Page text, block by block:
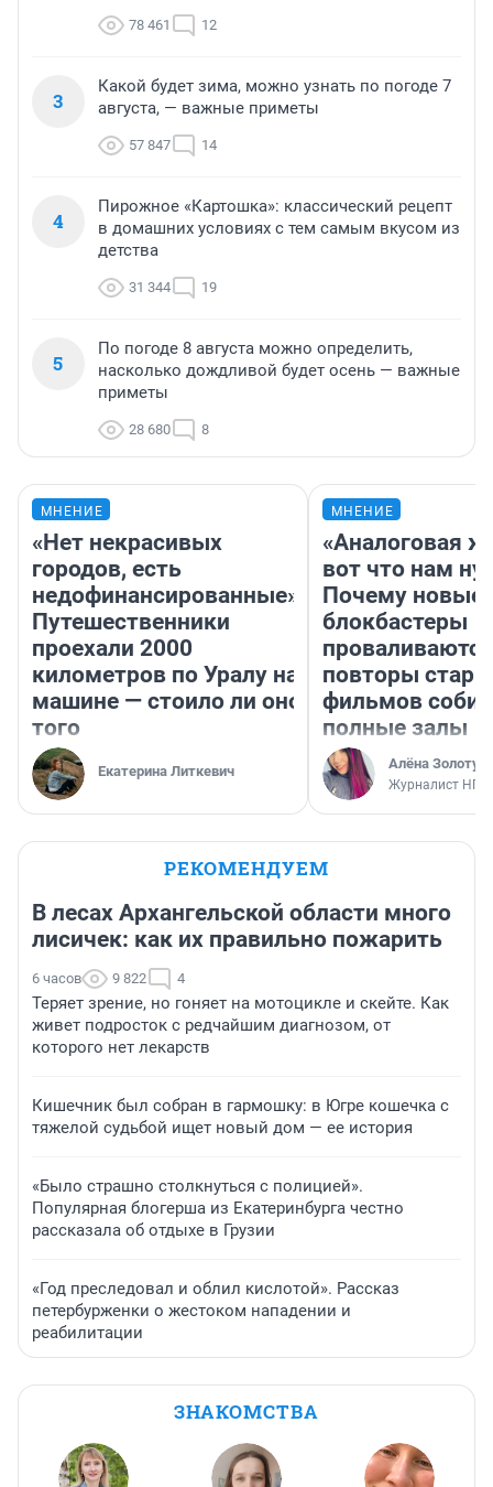
78 461 12
3
Какой будет зима, можно узнать по погоде 7
августа, — важные приметы
57 847 14
4
Пирожное «Картошка»: классический рецепт
в домашних условиях с тем самым вкусом из
детства
31 344 19
5
По погоде 8 августа можно определить,
насколько дождливой будет осень — важные
приметы
28 680 8
МНЕНИЕ
«Нет некрасивых
городов, есть
недофинансированные».
Путешественники
проехали 2000
километров по Уралу на
машине — стоило ли оно
того
Екатерина Литкевич
МНЕНИЕ
«Аналоговая
вот что нам
Почему новые
блокбастеры
повторы
фильмов
полные залы
Алёна
Журналист НГС
РЕКОМЕНДУЕМ
В лесах Архангельской области много
лисичек: как их правильно пожарить
6 часов 9 822 4
Теряет зрение, но гоняет на мотоцикле и скейте. Как
живет подросток с редчайшим диагнозом, от
которого нет лекарств
Кишечник был собран в гармошку: в Югре кошечка с
тяжелой судьбой ищет новый дом — ее история
«Было страшно столкнуться с полицией».
Популярная блогерша из Екатеринбурга честно
рассказала об отдыхе в Грузии
«Год преследовал и облил кислотой». Рассказ
петербурженки о жестоком нападении и
реабилитации
ЗНАКОМСТВА